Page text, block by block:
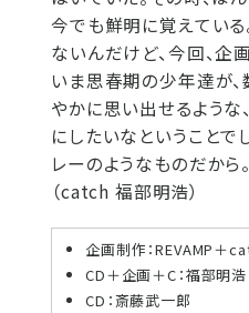
今でも鮮明に覚えている
ないんだけど、今回、企
いま思春期の少年達が
やかに思い出せるような
にしたいなということで
レーのようなものだから。
（catch 福部明浩）
企画制作：REVAMP＋
CD＋企画＋C：福部明浩
CD：斎藤武一郎